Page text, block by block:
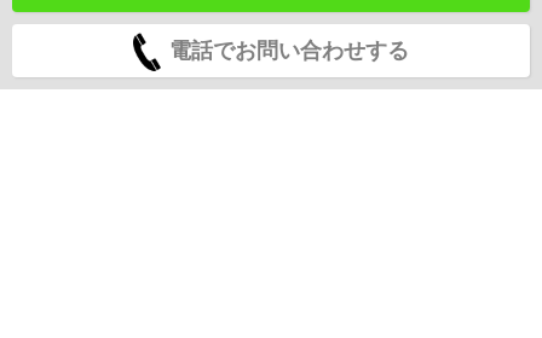
電話でお問い合わせする